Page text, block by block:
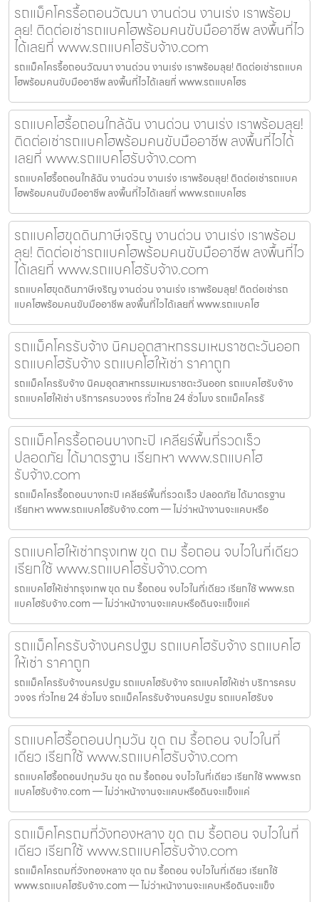
รถแม็คโครรื้อถอนวัฒนา งานด่วน งานเร่ง เราพร้อม
ลุย! ติดต่อเช่ารถแบคโฮพร้อมคนขับมืออาชีพ ลงพื้นที่ไว
ได้เลยที่ www.รถแบคโฮรับจ้าง.com
รถแม็คโครรื้อถอนวัฒนา งานด่วน งานเร่ง เราพร้อมลุย! ติดต่อเช่ารถแบค
โฮพร้อมคนขับมืออาชีพ ลงพื้นที่ไวได้เลยที่ www.รถแบคโฮร
รถแบคโฮรื้อถอนใกล้ฉัน งานด่วน งานเร่ง เราพร้อมลุย!
ติดต่อเช่ารถแบคโฮพร้อมคนขับมืออาชีพ ลงพื้นที่ไวได้
เลยที่ www.รถแบคโฮรับจ้าง.com
รถแบคโฮรื้อถอนใกล้ฉัน งานด่วน งานเร่ง เราพร้อมลุย! ติดต่อเช่ารถแบค
โฮพร้อมคนขับมืออาชีพ ลงพื้นที่ไวได้เลยที่ www.รถแบคโฮร
รถแบคโฮขุดดินภาษีเจริญ งานด่วน งานเร่ง เราพร้อม
ลุย! ติดต่อเช่ารถแบคโฮพร้อมคนขับมืออาชีพ ลงพื้นที่ไว
ได้เลยที่ www.รถแบคโฮรับจ้าง.com
รถแบคโฮขุดดินภาษีเจริญ งานด่วน งานเร่ง เราพร้อมลุย! ติดต่อเช่ารถ
แบคโฮพร้อมคนขับมืออาชีพ ลงพื้นที่ไวได้เลยที่ www.รถแบคโฮ
รถแม็คโครรับจ้าง นิคมอุตสาหกรรมเหมราชตะวันออก
รถแบคโฮรับจ้าง รถแบคโฮให้เช่า ราคาถูก
รถแม็คโครรับจ้าง นิคมอุตสาหกรรมเหมราชตะวันออก รถแบคโฮรับจ้าง
รถแบคโฮให้เช่า บริการครบวงจร ทั่วไทย 24 ชั่วโมง รถแม็คโครรั
รถแม็คโครรื้อถอนบางกะปิ เคลียร์พื้นที่รวดเร็ว
ปลอดภัย ได้มาตรฐาน เรียกหา www.รถแบคโฮ
รับจ้าง.com
รถแม็คโครรื้อถอนบางกะปิ เคลียร์พื้นที่รวดเร็ว ปลอดภัย ได้มาตรฐาน
เรียกหา www.รถแบคโฮรับจ้าง.com — ไม่ว่าหน้างานจะแคบหรือ
รถแบคโฮให้เช่ากรุงเทพ ขุด ถม รื้อถอน จบไวในที่เดียว
เรียกใช้ www.รถแบคโฮรับจ้าง.com
รถแบคโฮให้เช่ากรุงเทพ ขุด ถม รื้อถอน จบไวในที่เดียว เรียกใช้ www.รถ
แบคโฮรับจ้าง.com — ไม่ว่าหน้างานจะแคบหรือดินจะแข็งแค่
รถแม็คโครรับจ้างนครปฐม รถแบคโฮรับจ้าง รถแบคโฮ
ให้เช่า ราคาถูก
รถแม็คโครรับจ้างนครปฐม รถแบคโฮรับจ้าง รถแบคโฮให้เช่า บริการครบ
วงจร ทั่วไทย 24 ชั่วโมง รถแม็คโครรับจ้างนครปฐม รถแบคโฮรับจ
รถแบคโฮรื้อถอนปทุมวัน ขุด ถม รื้อถอน จบไวในที่
เดียว เรียกใช้ www.รถแบคโฮรับจ้าง.com
รถแบคโฮรื้อถอนปทุมวัน ขุด ถม รื้อถอน จบไวในที่เดียว เรียกใช้ www.รถ
แบคโฮรับจ้าง.com — ไม่ว่าหน้างานจะแคบหรือดินจะแข็งแค่
รถแม็คโครถมที่วังทองหลาง ขุด ถม รื้อถอน จบไวในที่
เดียว เรียกใช้ www.รถแบคโฮรับจ้าง.com
รถแม็คโครถมที่วังทองหลาง ขุด ถม รื้อถอน จบไวในที่เดียว เรียกใช้
www.รถแบคโฮรับจ้าง.com — ไม่ว่าหน้างานจะแคบหรือดินจะแข็ง